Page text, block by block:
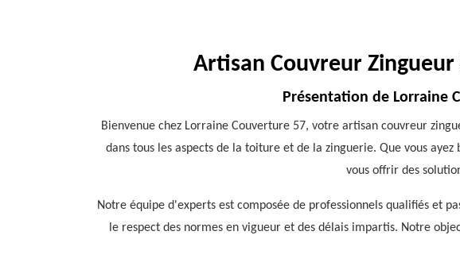
Artisan Couvreur
Présentation de Lorraine
Bienvenue chez Lorraine Couverture 57, votre artisan couvreur
dans tous les aspects de la toiture et de la zinguerie. Que vous
vous offrir des
Notre équipe d'experts est composée de professionnels qualifiés et
le respect des normes en vigueur et des délais impartis. Notre